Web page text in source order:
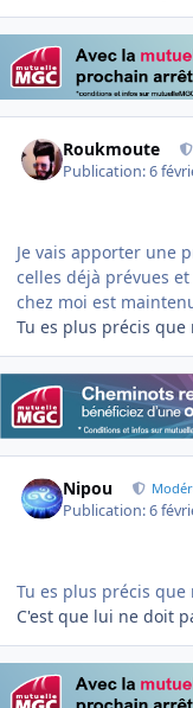
Roukmoute
Publication:6
Je vais apporter une
celles déjà prévues
chez moi est
Tu es plus précis que
Nipou
Publication:6
Tu es plus précis que
C'est que lui ne doit